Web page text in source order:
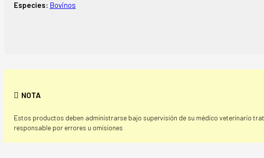
Especies: Bovinos
NOTA
Estos productos deben administrarse bajo supervisión de su médico veterinario
responsable por errores u omisiones